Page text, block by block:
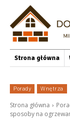
Strona główna
Porady Wnętrza
Strona główna
sposoby na